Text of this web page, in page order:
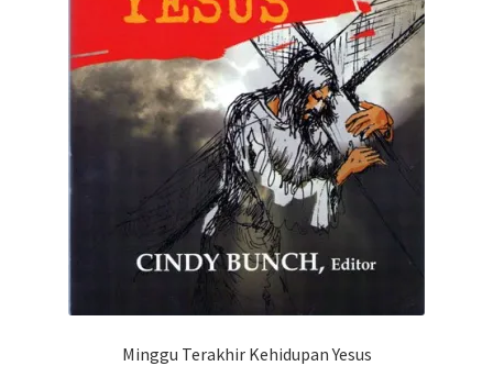
Minggu Terakhir Kehidupan Yesus